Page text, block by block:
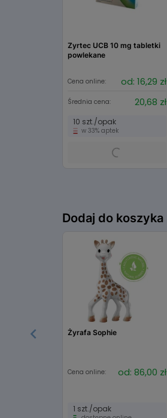
Zyrtec UCB 10 mg tabletki
powlekane
Cena online: od: 16,29 zł
Średnia cena: 20,68 zł
10 szt./opak
w 33% aptek
Dodaj do koszyka
Żyrafa Sophie
Cena online: od: 86,00 zł
1 szt./opak